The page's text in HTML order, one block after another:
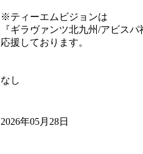
※ティーエムビジョンは
『ギラヴァンツ北九州/アビスパ
応援しております。
なし
2026年05月28日